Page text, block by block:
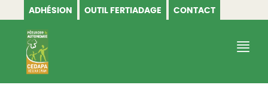
ADHÉSION OUTIL FERTIADAGE CONTACT
CEDAPA